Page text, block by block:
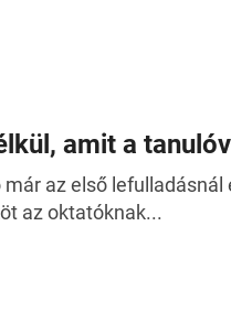
amit a
az első
az oktatóknak...